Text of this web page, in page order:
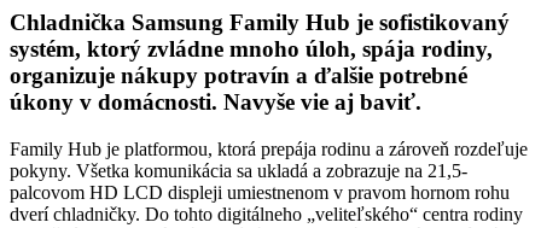
Chladnička Samsung Family Hub je sofistikovaný
systém, ktorý zvládne mnoho úloh, spája rodiny,
organizuje nákupy potravín a ďalšie potrebné
úkony v domácnosti. Navyše vie aj baviť.
Family Hub je platformou, ktorá prepája rodinu a zároveň rozdeľuje
pokyny. Všetka komunikácia sa ukladá a zobrazuje na 21,5-
palcovom HD LCD displeji umiestnenom v pravom hornom rohu
dverí chladničky. Do tohto digitálneho „veliteľského“ centra rodiny